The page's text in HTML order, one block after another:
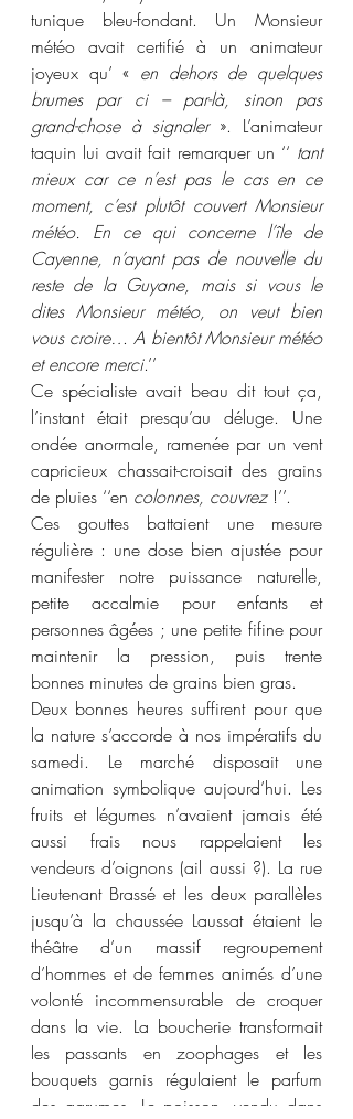
tunique bleu-fondant. Un Monsieur
météo avait certifié à un animateur
joyeux qu’ « en dehors de quelques
brumes par ci – par-là, sinon pas
grand-chose à signaler ». L’animateur
taquin lui avait fait remarquer un ‘‘ tant
mieux car ce n’est pas le cas en ce
moment, c’est plutôt couvert Monsieur
météo. En ce qui concerne l’île de
Cayenne, n’ayant pas de nouvelle du
reste de la Guyane, mais si vous le
dites Monsieur météo, on veut bien
vous croire… A bientôt Monsieur météo
et encore merci.’’
Ce spécialiste avait beau dit tout ça,
l’instant était presqu’au déluge. Une
ondée anormale, ramenée par un vent
capricieux chassait-croisait des grains
de pluies ‘‘en colonnes, couvrez !’’.
Ces gouttes battaient une mesure
régulière : une dose bien ajustée pour
manifester notre puissance naturelle,
petite accalmie pour enfants et
personnes âgées ; une petite fifine pour
maintenir la pression, puis trente
bonnes minutes de grains bien gras.
Deux bonnes heures suffirent pour que
la nature s’accorde à nos impératifs du
samedi. Le marché disposait une
animation symbolique aujourd’hui. Les
fruits et légumes n’avaient jamais été
aussi frais nous rappelaient les
vendeurs d’oignons (ail aussi ?). La rue
Lieutenant Brassé et les deux parallèles
jusqu’à la chaussée Laussat étaient le
théâtre d’un massif regroupement
d’hommes et de femmes animés d’une
volonté incommensurable de croquer
dans la vie. La boucherie transformait
les passants en zoophages et les
bouquets garnis régulaient le parfum
des agrumes. Le poisson, vendu dans